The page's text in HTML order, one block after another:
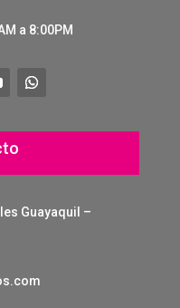
a 8:00PM
Guayaquil –